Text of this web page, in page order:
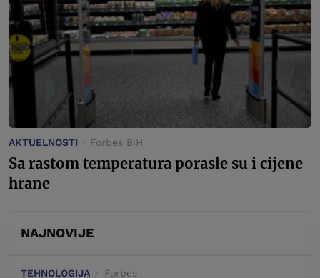
AKTUELNOSTI Forbes BiH
Sa rastom temperatura porasle su i cijene
hrane
NAJNOVIJE
TEHNOLOGIJA Forbes